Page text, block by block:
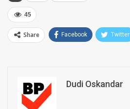
45
Share Facebook Twitter
Dudi Oskandar